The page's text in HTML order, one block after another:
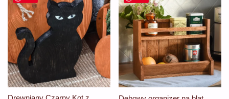
€31,00
wiele
wariantów.
Opcje
można
wybrać
na